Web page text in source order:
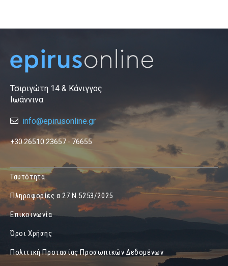
Τσιριγώτη 14 & Κάνιγγος
Ιωάννινα
info@epirusonline.gr
+30 26510 23657 - 76655
Ταυτότητα
Πληροφορίες α.27 Ν.5253/2025
Επικοινωνία
Όροι Χρήσης
Πολιτική Προτασίας Προσωπικών Δεδομένων